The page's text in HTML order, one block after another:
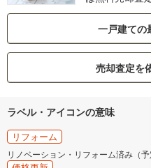
一戸建ての
売却査定を
ラベル・アイコンの意味
リフォーム
リノベーション・リフォーム済み（